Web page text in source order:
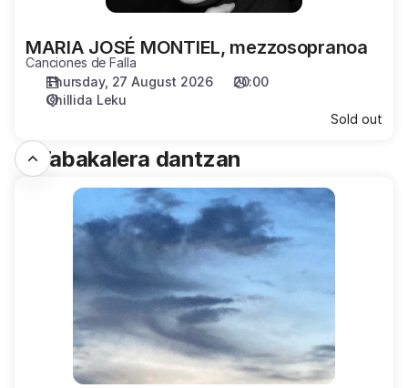
MARIA JOSÉ MONTIEL, mezzosopranoa
Canciones de Falla
Thursday, 27 August 2026
20:00
Chillida Leku
Sold out
J. Tabakalera dantzan
MUNDUATE